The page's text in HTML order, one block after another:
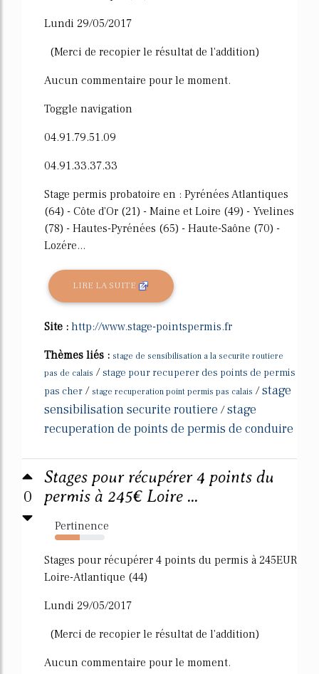
Lundi 29/05/2017
(Merci de recopier le résultat de l'addition)
Aucun commentaire pour le moment.
Toggle navigation
04.91.79.51.09
04.91.33.37.33
Stage permis probatoire en : Pyrénées Atlantiques
(64) - Côte d'Or (21) - Maine et Loire (49) - Yvelines
(78) - Hautes-Pyrénées (65) - Haute-Saône (70) -
Lozére...
LIRE LA SUITE
Site : http://www.stage-pointspermis.fr
Thèmes liés : stage de sensibilisation a la securite routiere
pas de calais /stage pour recuperer des points de permis
pas cher / stage recuperation point permis pas calais /stage
sensibilisation securite routiere /stage
recuperation de points de permis de conduire
0
Stages pour récupérer 4 points du
permis à 245€ Loire ...
Pertinence
50%
Stages pour récupérer 4 points du permis à 245EUR
Loire-Atlantique (44)
Lundi 29/05/2017
(Merci de recopier le résultat de l'addition)
Aucun commentaire pour le moment.